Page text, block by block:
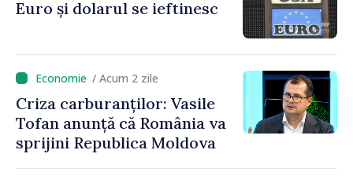
vizită la AGE
Euro și dolarul se ieftinesc
/ Acum 2 zile
Criza carburanților: Vasile
Tofan anunță că România va
sprijini Republica Moldova